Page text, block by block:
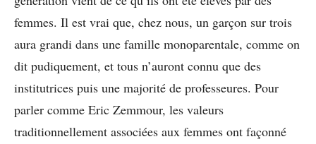
femmes. Il est vrai que, chez nous, un garçon sur trois
aura grandi dans une famille monoparentale, comme on
dit pudiquement, et tous n’auront connu que des
institutrices puis une majorité de professeures. Pour
parler comme Eric Zemmour, les valeurs
traditionnellement associées aux femmes ont façonné